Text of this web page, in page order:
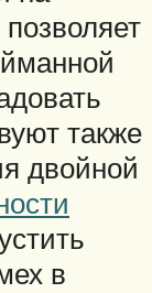
также
двойной
в